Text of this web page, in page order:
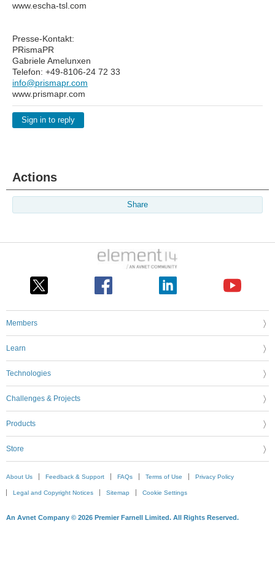
www.escha-tsl.com
Presse-Kontakt:
PRismaPR
Gabriele Amelunxen
Telefon: +49-8106-24 72 33
info@prismapr.com
www.prismapr.com
Sign in to reply
Actions
Share
Members
Learn
Technologies
Challenges & Projects
Products
Store
About Us Feedback & Support FAQs Terms of Use Privacy Policy
Legal and Copyright Notices Sitemap Cookie Settings
An Avnet Company © 2026 Premier Farnell Limited. All Rights Reserved.